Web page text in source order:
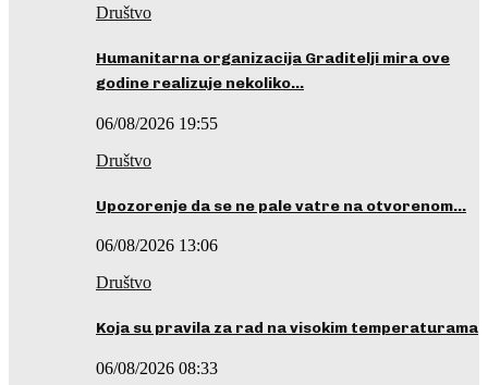
Društvo
Humanitarna organizacija Graditelji mira ove
godine realizuje nekoliko…
06/08/2026 19:55
Društvo
Upozorenje da se ne pale vatre na otvorenom…
06/08/2026 13:06
Društvo
Koja su pravila za rad na visokim temperaturama
06/08/2026 08:33